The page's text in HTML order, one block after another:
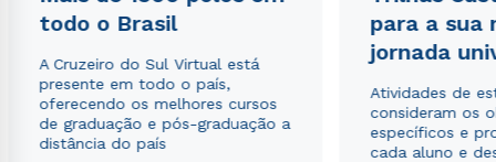
todo o Brasil
A Cruzeiro do Sul Virtual está
presente em todo o país,
oferecendo os melhores cursos
de graduação e pós-graduação a
distância do país
para a sua
jornada
Atividades de
consideram os
específicos e
cada aluno e
Estou de acordo com a Política de Privacidade.e